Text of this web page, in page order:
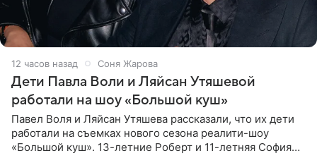
12 часов назад Соня Жарова
Дети Павла Воли и Ляйсан Утяшевой
работали на шоу «Большой куш»
Павел Воля и Ляйсан Утяшева рассказали, что их дети
работали на съемках нового сезона реалити-шоу
«Большой куш». 13-летние Роберт и 11-летняя София